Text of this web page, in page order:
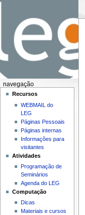
navegação
Recursos
WEBMAIL do
LEG
Páginas Pessoais
Páginas internas
Informações para
visitantes
Atividades
Programação de
Seminários
Agenda do LEG
Computação
Dicas
Materiais e cursos